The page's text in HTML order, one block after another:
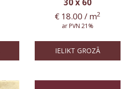
€ 18.00 / m2
ar PVN 21%
IELIKT GROZĀ